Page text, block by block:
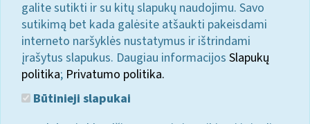
galite sutikti ir su kitų slapukų naudojimu. Savo
sutikimą bet kada galėsite atšaukti pakeisdami
interneto naršyklės nustatymus ir ištrindami
įrašytus slapukus. Daugiau informacijos Slapukų
politika; Privatumo politika.
Būtinieji slapukai